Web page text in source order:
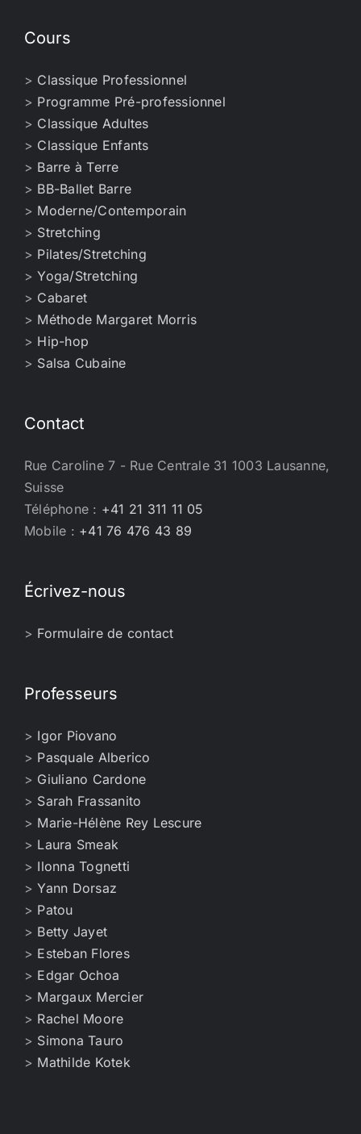
Cours
> Classique Professionnel
> Programme Pré-professionnel
> Classique Adultes
> Classique Enfants
> Barre à Terre
> BB-Ballet Barre
> Moderne/Contemporain
> Stretching
> Pilates/Stretching
>Yoga/Stretching
> Cabaret
> Méthode Margaret Morris
> Hip-hop
> Salsa Cubaine
Contact
Rue Caroline 7 - Rue Centrale 31 1003 Lausanne,
Suisse
Téléphone : +41 21 311 11 05
Mobile : +41 76 476 43 89
Écrivez-nous
> Formulaire de contact
Professeurs
> Igor Piovano
> Pasquale Alberico
> Giuliano Cardone
> Sarah Frassanito
> Marie-Hélène Rey Lescure
> Laura Smeak
> Ilonna Tognetti
>Yann Dorsaz
> Patou
> Betty Jayet
> Esteban Flores
> Edgar Ochoa
> Margaux Mercier
> Rachel Moore
> Simona Tauro
> Mathilde Kotek